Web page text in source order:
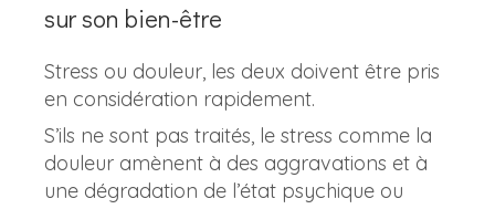
sur son bien-être
Stress ou douleur, les deux doivent être pris
en considération rapidement.
S’ils ne sont pas traités, le stress comme la
douleur amènent à des aggravations et à
une dégradation de l’état psychique ou